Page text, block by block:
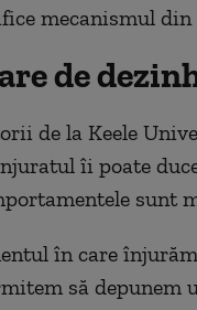
mecanismul
de
de la Keele
îi poate
sunt
în care
să depunem